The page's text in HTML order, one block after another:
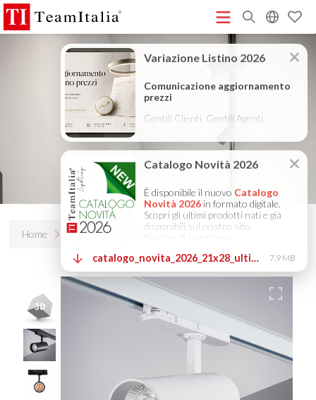
R
(513K) Catalogo Novità 2026
DECORATIVE
CATALOGUE 2025(12M) TECHNICAL CATALOGUE 2025
COMPANY PROFILE ITA COMPANY PROFILE GB(3M) COMPANY
StarTeam 1 (introduzione)
★Istruzioni Touch-Dim e Sincronizzazione (110K)
Home Prodotti